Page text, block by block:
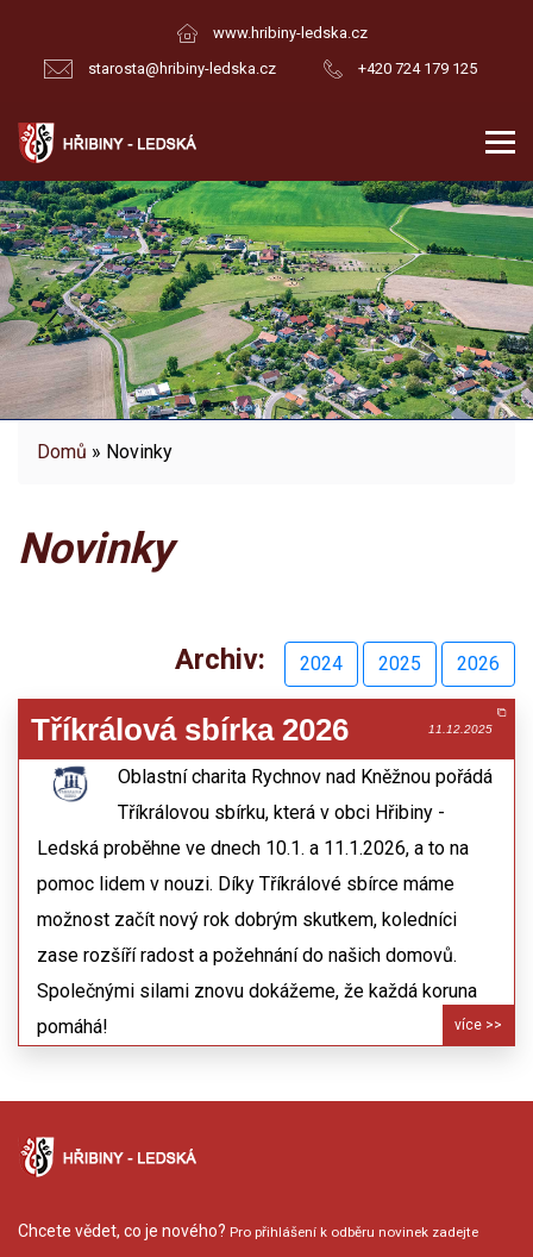
www.hribiny-ledska.cz
starosta@hribiny-ledska.cz
+420 724 179 125
Domů » Novinky
Novinky
Archiv: 2024 2025 2026
Tříkrálová sbírka 2026 11.12.2025
Oblastní charita Rychnov nad Kněžnou pořádá
Tříkrálovou sbírku, která v obci Hřibiny -
Ledská proběhne ve dnech 10.1. a 11.1.2026, a to na
pomoc lidem v nouzi. Díky Tříkrálové sbírce máme
možnost začít nový rok dobrým skutkem, koledníci
zase rozšíří radost a požehnání do našich domovů.
Společnými silami znovu dokážeme, že každá koruna
pomáhá!
více >>
Chcete vědet, co je nového? Pro přihlášení k odběru novinek zadejte